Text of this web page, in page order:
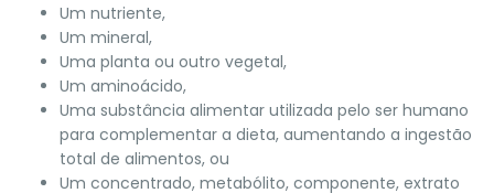
Um nutriente,
Um mineral,
Uma planta ou outro vegetal,
Um aminoácido,
Uma substância alimentar utilizada pelo ser humano
para complementar a dieta, aumentando a ingestão
total de alimentos, ou
Um concentrado, metabólito, componente, extrato